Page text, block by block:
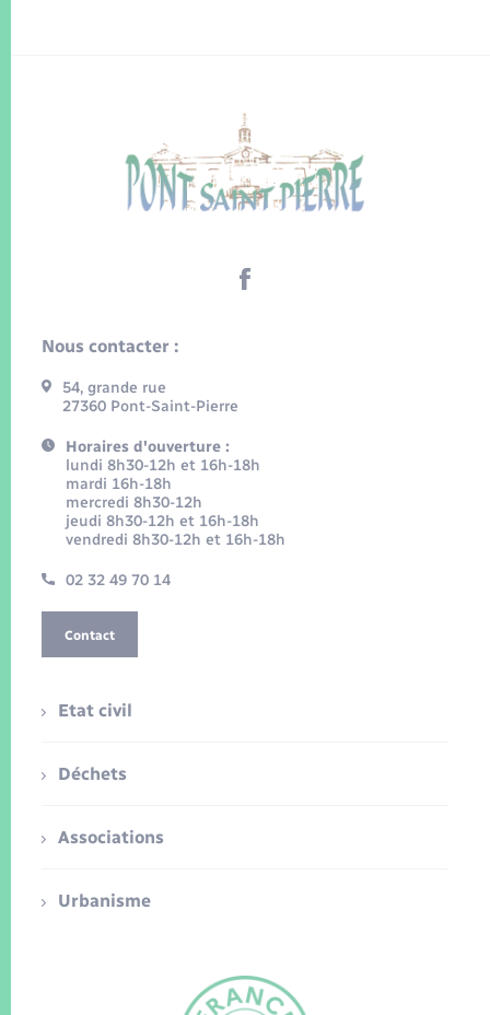
Nous contacter :
54, grande rue
27360 Pont-Saint-Pierre
Horaires d'ouverture :
lundi 8h30-12h et 16h-18h
mardi 16h-18h
mercredi 8h30-12h
jeudi 8h30-12h et 16h-18h
vendredi 8h30-12h et 16h-18h
02 32 49 70 14
Contact
Etat civil
Déchets
Associations
Urbanisme